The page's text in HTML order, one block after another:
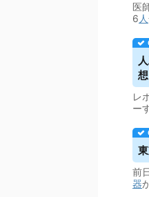
医
6 人
レ
ー
前
器